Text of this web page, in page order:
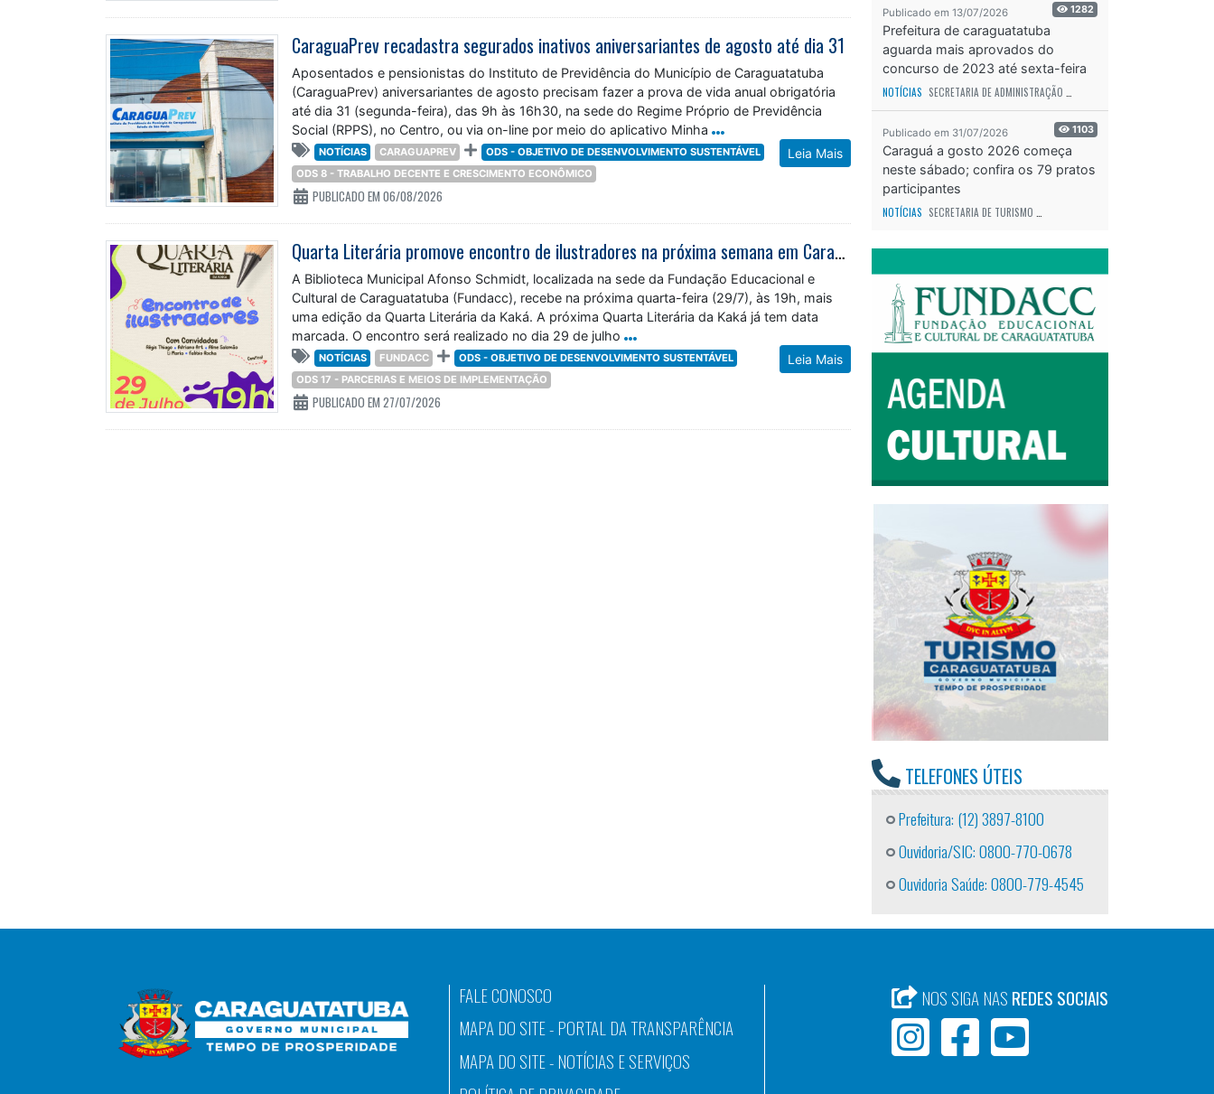
CaraguaPrev recadastra segurados inativos aniversariantes de agosto até dia 31
Aposentados e pensionistas do Instituto de Previdência do Município de Caraguatatuba
(CaraguaPrev) aniversariantes de agosto precisam fazer a prova de vida anual obrigatória
até dia 31 (segunda-feira), das 9h às 16h30, na sede do Regime Próprio de Previdência
Social (RPPS), no Centro, ou via on-line por meio do aplicativo Minha
Leia Mais
NOTÍCIAS CARAGUAPREV
ODS - OBJETIVO DE DESENVOLVIMENTO SUSTENTÁVEL
ODS 8 - TRABALHO DECENTE E CRESCIMENTO ECONÔMICO
PUBLICADO EM 06/08/2026
Quarta Literária promove encontro de ilustradores na próxima semana em Caraguatatuba
A Biblioteca Municipal Afonso Schmidt, localizada na sede da Fundação Educacional e
Cultural de Caraguatatuba (Fundacc), recebe na próxima quarta-feira (29/7), às 19h, mais
uma edição da Quarta Literária da Kaká. A próxima Quarta Literária da Kaká já tem data
marcada. O encontro será realizado no dia 29 de julho
Leia Mais
NOTÍCIAS FUNDACC
ODS - OBJETIVO DE DESENVOLVIMENTO SUSTENTÁVEL
ODS 17 - PARCERIAS E MEIOS DE IMPLEMENTAÇÃO
PUBLICADO EM 27/07/2026
Publicado em 13/07/2026 1282
Prefeitura de caraguatatuba
aguarda mais aprovados do
concurso de 2023 até sexta-feira
(17)
NOTÍCIAS SECRETARIA DE ADMINISTRAÇÃO
Publicado em 31/07/2026 1103
Caraguá a gosto 2026 começa
neste sábado; confira os 79 pratos
participantes
NOTÍCIAS SECRETARIA DE TURISMO
TELEFONES ÚTEIS
Prefeitura: (12) 3897-8100
Ouvidoria/SIC: 0800-770-0678
Ouvidoria Saúde: 0800-779-4545
FALE CONOSCO
MAPA DO SITE - PORTAL DA TRANSPARÊNCIA
MAPA DO SITE - NOTÍCIAS E SERVIÇOS
NOS SIGA NAS REDES SOCIAIS